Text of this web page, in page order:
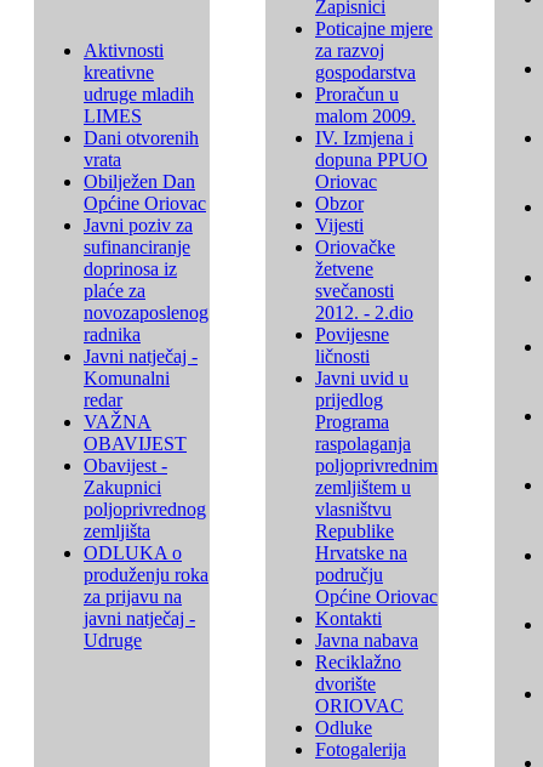
Aktivnosti
kreativne
udruge mladih
LIMES
Dani otvorenih
vrata
Obilježen Dan
Općine Oriovac
Javni poziv za
sufinanciranje
doprinosa iz
plaće za
novozaposlenog
radnika
Javni natječaj -
Komunalni
redar
VAŽNA
OBAVIJEST
Obavijest -
Zakupnici
poljoprivrednog
zemljišta
ODLUKA o
produženju roka
za prijavu na
javni natječaj -
Udruge
Zapisnici
Poticajne mjere
za razvoj
gospodarstva
Proračun u
malom 2009.
IV. Izmjena i
dopuna PPUO
Oriovac
Obzor
Vijesti
Oriovačke
žetvene
svečanosti
2012. - 2.dio
Povijesne
ličnosti
Javni uvid u
prijedlog
Programa
raspolaganja
poljoprivrednim
zemljištem u
vlasništvu
Republike
Hrvatske na
području
Općine Oriovac
Kontakti
Javna nabava
Reciklažno
dvorište
ORIOVAC
Odluke
Fotogalerija